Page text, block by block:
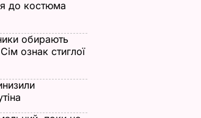
до костюма
обирають
ознак стиглої